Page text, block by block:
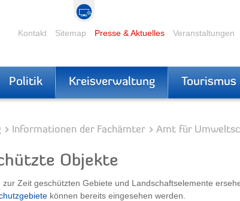
Kontakt Sitemap Presse & Aktuelles Veranstaltungen
Politik Kreisverwaltung Tourismus
Informationen der Fachämter Amt für
Objekte
Zeit geschützten Gebiete und Landschaftselemente
können bereits eingesehen werden.